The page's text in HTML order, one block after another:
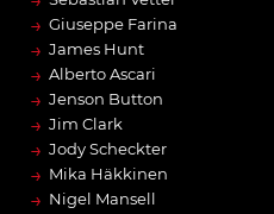
→ Giuseppe Farina
→ James Hunt
→ Alberto Ascari
→ Jenson Button
→ Jim Clark
→ Jody Scheckter
→ Mika Häkkinen
→ Nigel Mansell